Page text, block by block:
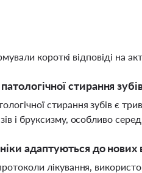
короткі відповіді на
стирання
стирання зубів є
і бруксизму, особливо
адаптуються до нових
лікування,